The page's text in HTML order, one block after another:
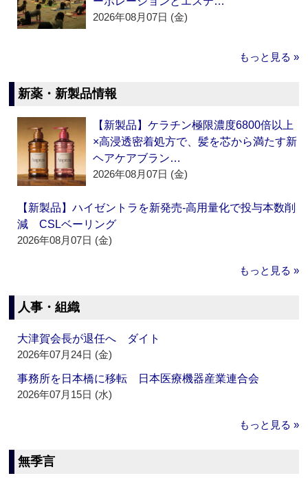
2026年08月07日 (金)
もっと見る »
新薬・新製品情報
【新製品】ケラチン極限濃度6800倍以上
×高浸透密着処方で、髪を芯から満たす新
ヘアケアブラン…
2026年08月07日 (金)
【新製品】ハイゼントラを新発売‐高用量化で投与本数削
減 CSLベーリング
2026年08月07日 (金)
もっと見る »
人事・組織
大津賀会長が退任へ ダイト
2026年07月24日 (金)
事務所を日本橋に移転 日本医療機器産業連合会
2026年07月15日 (水)
もっと見る »
無季言